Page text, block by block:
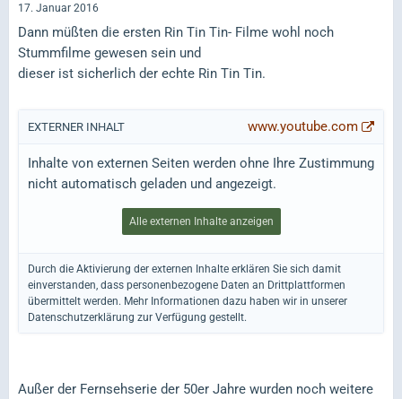
17. Januar 2016
Dann müßten die ersten Rin Tin Tin- Filme wohl noch
Stummfilme gewesen sein und
dieser ist sicherlich der echte Rin Tin Tin.
EXTERNER INHALT www.youtube.com
Inhalte von externen Seiten werden ohne Ihre Zustimmung
nicht automatisch geladen und angezeigt.
Alle externen Inhalte anzeigen
Durch die Aktivierung der externen Inhalte erklären Sie sich damit
einverstanden, dass personenbezogene Daten an Drittplattformen
übermittelt werden. Mehr Informationen dazu haben wir in unserer
Datenschutzerklärung zur Verfügung gestellt.
Außer der Fernsehserie der 50er Jahre wurden noch weitere